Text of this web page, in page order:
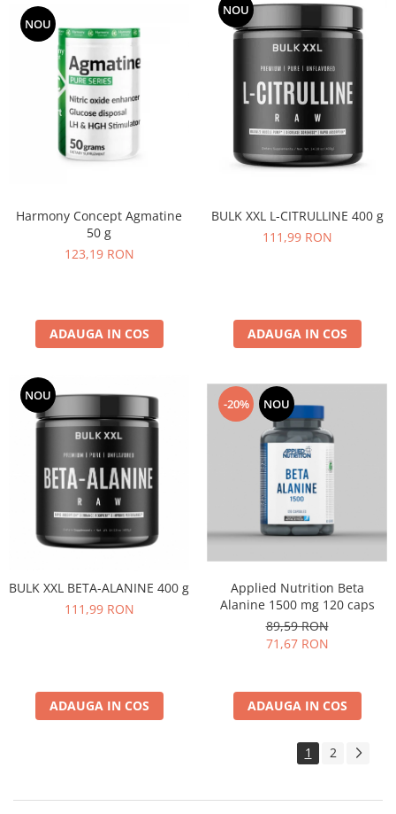
NOU
Harmony Concept Agmatine
50 g
123,19 RON
ADAUGA IN COS
NOU
BULK XXL L-CITRULLINE 400 g
111,99 RON
ADAUGA IN COS
NOU
BULK XXL BETA-ALANINE 400 g
111,99 RON
ADAUGA IN COS
-20% NOU
Applied Nutrition Beta
Alanine 1500 mg 120 caps
89,59 RON
71,67 RON
ADAUGA IN COS
1 2